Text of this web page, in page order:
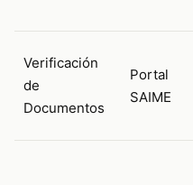
Verificación
de
Documentos
Portal
SAIME